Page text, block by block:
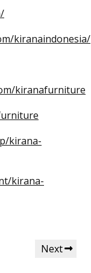
kiranaindonesia/
kiranafurniture
kirana-
kirana-
Next
Next